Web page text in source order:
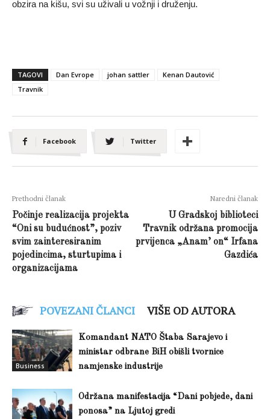
obzira na kišu, svi su uživali u vožnji i druženju.
TAGOVI Dan Evrope johan sattler
Kenan Dautović
Travnik
Facebook Twitter
Prethodni članak
Počinje realizacija projekta
“Oni su budućnost”, poziv
svim zainteresiranim
pojedincima, sturtupima i
organizacijama
Naredni članak
U Gradskoj biblioteci
Travnik održana promocija
prvijenca „Anam’ on“ Irfana
Gazdića
POVEZANI ČLANCI VIŠE OD AUTORA
Business
Komandant NATO Štaba Sarajevo i
ministar odbrane BiH obišli tvornice
namjenske industrije
Održana manifestacija “Dani pobjede, dani
ponosa” na Ljutoj gredi